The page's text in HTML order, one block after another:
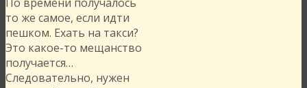
то же самое, если идти
пешком. Ехать на такси?
Это какое-то мещанство
получается…
Следовательно, нужен